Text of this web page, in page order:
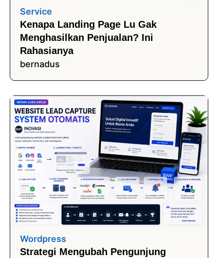
Service
Kenapa Landing Page Lu Gak
Menghasilkan Penjualan? Ini
Rahasianya
bernadus
Wordpress
Strategi Mengubah Pengunjung